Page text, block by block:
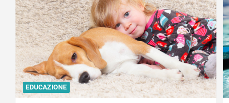
EDUCAZIONE